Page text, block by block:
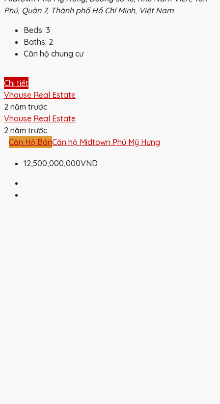
Phú, Quận 7, Thành phố Hồ Chí Minh, Việt Nam
Beds: 3
Baths: 2
Căn hộ chung cư
Chi tiết
Vhouse Real Estate
2 năm trước
Vhouse Real Estate
2 năm trước
Căn Hộ BánCăn hộ Midtown Phú Mỹ Hưng
12,500,000,000VND